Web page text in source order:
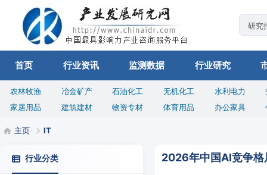
首页 行业资讯 监测数据 行业研究
农林牧渔 冶金矿产 石油化工 无机化工 水利电力
家居用品
建筑建材 物资专材 体育用品 办公家具
主页 IT
行业分类 2026年中国AI竞争格